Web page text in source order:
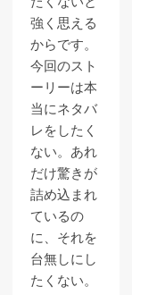
強く思える
からです。
今回のスト
ーリーは本
当にネタバ
レをしたく
ない。あれ
だけ驚きが
詰め込まれ
ているの
に、それを
台無しにし
たくない。